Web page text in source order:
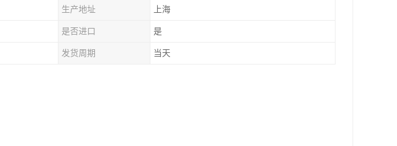
生产地址 上海
是否进口 是
发货周期 当天